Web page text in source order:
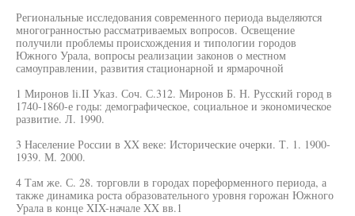
Региональные исследования современного периода выделяются
многогранностью рассматриваемых вопросов. Освещение
получили проблемы происхождения и типологии городов
Южного Урала, вопросы реализации законов о местном
самоуправлении, развития стационарной и ярмарочной
1 Миронов li.II Указ. Соч. С.312. Миронов Б. Н. Русский город в
1740-1860-е годы: демографическое, социальное и экономическое
развитие. Л. 1990.
3 Население России в XX веке: Исторические очерки. Т. 1. 1900-
1939. М. 2000.
4 Там же. С. 28. торговли в городах пореформенного периода, а
также динамика роста образовательного уровня горожан Южного
Урала в конце XIX-начале XX вв.1